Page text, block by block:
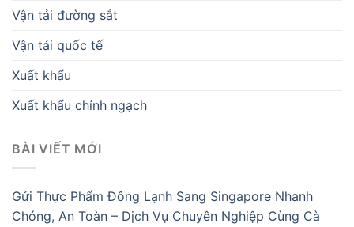
Vận tải đường sắt
Vận tải quốc tế
Xuất khẩu
Xuất khẩu chính ngạch
BÀI VIẾT MỚI
Gửi Thực Phẩm Đông Lạnh Sang Singapore Nhanh
Chóng, An Toàn – Dịch Vụ Chuyên Nghiệp Cùng Cà